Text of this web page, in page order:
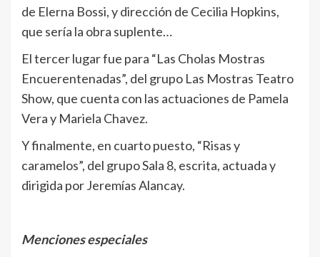
de Elerna Bossi, y dirección de Cecilia Hopkins,
que sería la obra suplente…
El tercer lugar fue para “Las Cholas Mostras
Encuerentenadas”, del grupo Las Mostras Teatro
Show, que cuenta con las actuaciones de Pamela
Vera y Mariela Chavez.
Y finalmente, en cuarto puesto, “Risas y
caramelos”, del grupo Sala 8, escrita, actuada y
dirigida por Jeremías Alancay.
Menciones especiales